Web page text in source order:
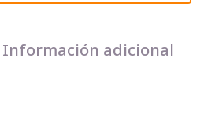
Información adicional